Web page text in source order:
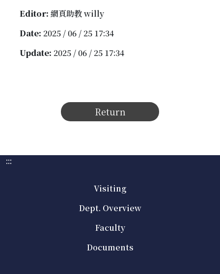
Editor: 網頁助教 willy
Date: 2025 / 06 / 25 17:34
Update: 2025 / 06 / 25 17:34
Return
:::
Visiting
Dept. Overview
Faculty
Documents